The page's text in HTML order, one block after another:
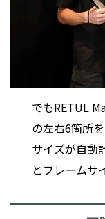
でもRETUL
の左右6箇所
サイズが自動
とフレームサ